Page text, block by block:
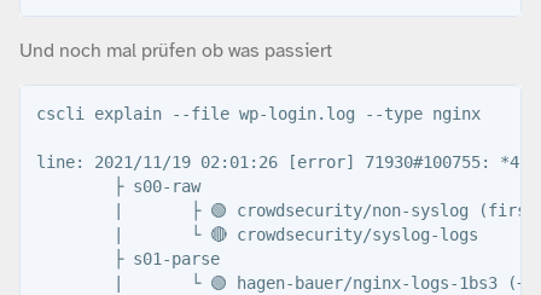
Und noch mal prüfen ob was passiert
cscli explain --file wp-login.log --type nginx
line: 2021/11/19 02:01:26 [error] 71930#100755:
        ├ s00-raw
|       ├ 🟢 crowdsecurity/non-syslog
        |       └ 🔴 crowdsecurity/syslog-logs
        ├ s01-parse
|       └ 🟢 hagen-bauer/nginx-logs-1bs3